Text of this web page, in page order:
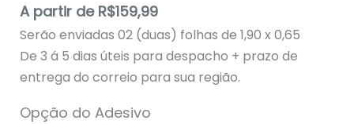
A partir de R$159,99
Serão enviadas 02 (duas) folhas de 1,90 x 0,65
De 3 á 5 dias úteis para despacho + prazo de
entrega do correio para sua região.
Opção do Adesivo